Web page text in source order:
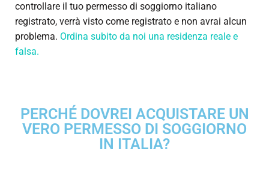
controllare il tuo permesso di soggiorno italiano
registrato, verrà visto come registrato e non avrai alcun
problema. Ordina subito da noi una residenza reale e
falsa.
PERCHÉ DOVREI ACQUISTARE UN
VERO PERMESSO DI SOGGIORNO
IN ITALIA?